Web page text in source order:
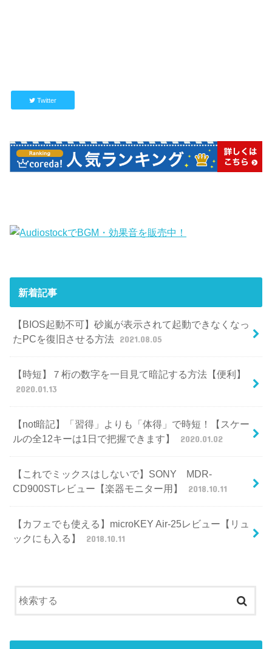
Twitter
新着記事
【BIOS起動不可】砂嵐が表示されて起動できなくなっ
たPCを復旧させる方法 2021.08.05
【時短】７桁の数字を一目見て暗記する方法【便利】
2020.01.13
【not暗記】「習得」よりも「体得」で時短！【スケー
ルの全12キーは1日で把握できます】
2020.01.02
【これでミックスはしないで】SONY MDR-
CD900STレビュー【楽器モニター用】
2018.10.11
【カフェでも使える】microKEY Air-25レビュー【リュ
ックにも入る】
2018.10.11